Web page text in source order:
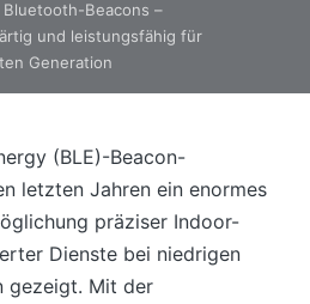
Beacons –
und leistungsfähig für
Generation
(BLE)-Beacon-
letzten Jahren ein enormes
präziser Indoor-
Dienste bei niedrigen
gezeigt. Mit der